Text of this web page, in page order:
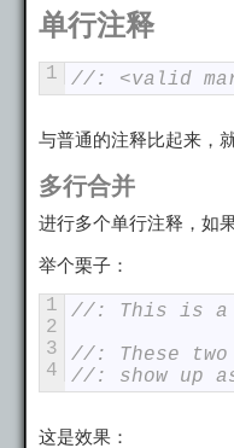
单行注释
1 //: <valid
与普通的注释比起来，
多行合并
进行多个单行注释，如
举个栗子：
1
2
3
4
//: This is a
//: These
//: show up
这是效果：